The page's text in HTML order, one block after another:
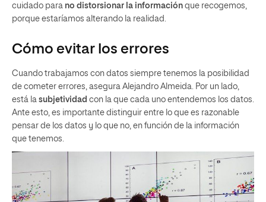
cuidado para no distorsionar la información que recogemos,
porque estaríamos alterando la realidad.
Cómo evitar los errores
Cuando trabajamos con datos siempre tenemos la posibilidad
de cometer errores, asegura Alejandro Almeida. Por un lado,
está la subjetividad con la que cada uno entendemos los datos.
Ante esto, es importante distinguir entre lo que es razonable
pensar de los datos y lo que no, en función de la información
que tenemos.